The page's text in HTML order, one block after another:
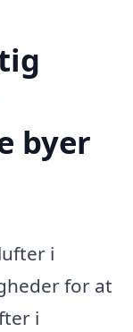
byer
i
for at
i